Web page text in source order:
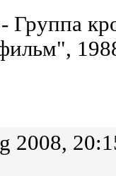
Группа
2008,